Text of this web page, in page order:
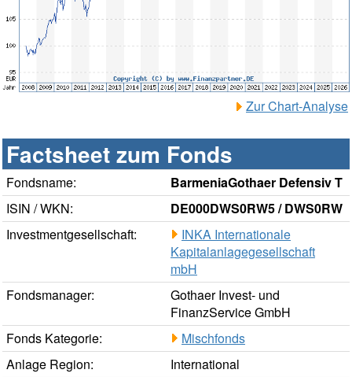
Zur Chart-Analyse
Factsheet zum Fonds
Fondsname:
BarmeniaGothaer Defensiv T
ISIN / WKN:
DE000DWS0RW5 / DWS0RW
Investmentgesellschaft:
INKA Internationale
Kapitalanlagegesellschaft
mbH
Fondsmanager:
Gothaer Invest- und
FinanzService GmbH
Fonds Kategorie:
Mischfonds
Anlage Region:
International